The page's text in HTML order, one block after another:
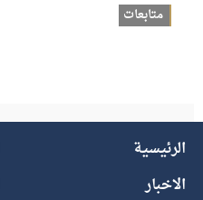
متابعات
الرئيسية
الاخبار